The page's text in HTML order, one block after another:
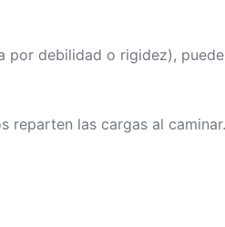
debilidad o rigidez),
reparten las cargas al caminar.